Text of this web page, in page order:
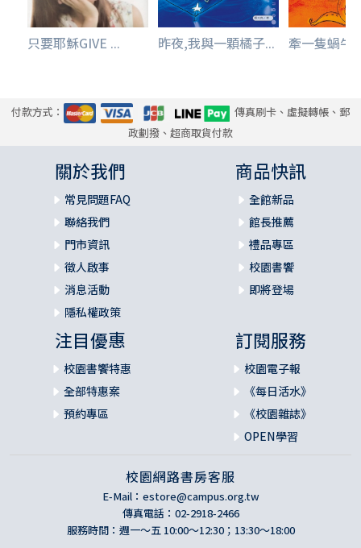
只要耶穌GIVE ... 昨夜,我與一顆橘子... 牽一隻蝸牛
付款方式：
傳真刷卡、虛擬轉帳、郵
政劃撥、超商取貨付款
關於我們
常見問題FAQ
聯絡我們
門市資訊
徵人啟事
消息活動
隱私權政策
商品快訊
全館新品
館長推薦
禮品專區
校園書饗
即將登場
注目優惠
校園書饗特惠
全部特惠案
預約專區
訂閱服務
校園電子報
《每日活水》
《校園雜誌》
OPEN學習
校園網路書房客服
E-Mail： estore@campus.org.tw
傳真電話：02-2918-2466
服務時間：週一～五 10:00～12:30；13:30～18:00